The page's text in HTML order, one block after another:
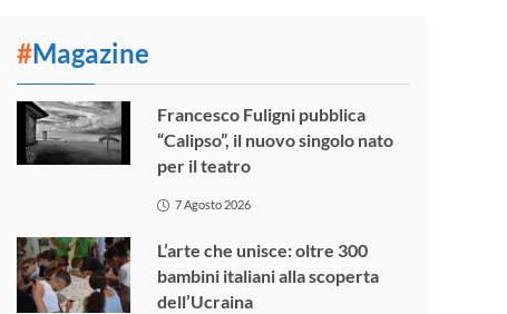
#Magazine
Francesco Fuligni pubblica
“Calipso”, il nuovo singolo nato
per il teatro
7 Agosto 2026
L’arte che unisce: oltre 300
bambini italiani alla scoperta
dell’Ucraina